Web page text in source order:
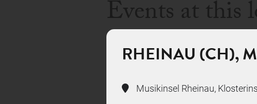
Events at this
RHEINAU (CH),
Musikinsel Rheinau,